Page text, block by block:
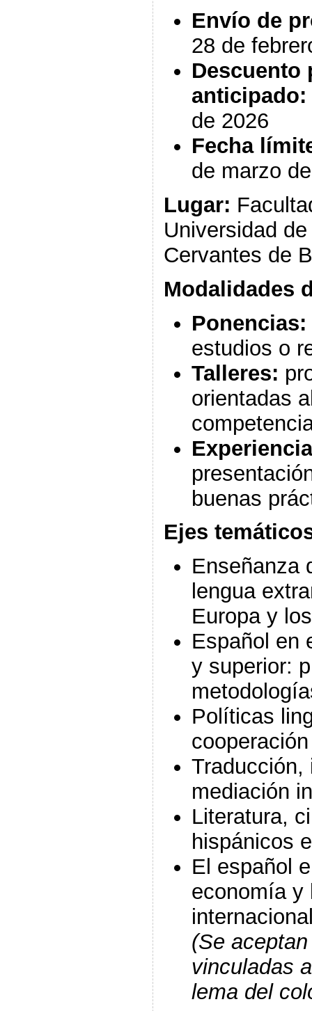
Envío de
28 de
Descuento
anticipado:
de 2026
Fecha
de marzo
Lugar:
Universidad
Cervantes de
Modalidades
Ponencias:
estudios o
Talleres:
orientadas
buenas
Ejes
Enseñanza
lengua
Europa y
Español en
y superior:
Políticas
Traducción,
mediación
Literatura,
hispánicos
El español
economía y
(Se
vinculadas
lema del